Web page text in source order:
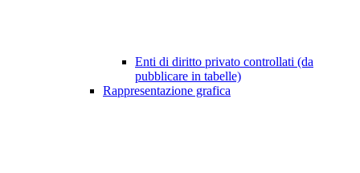
Enti di diritto privato controllati (da
pubblicare in tabelle)
Rappresentazione grafica